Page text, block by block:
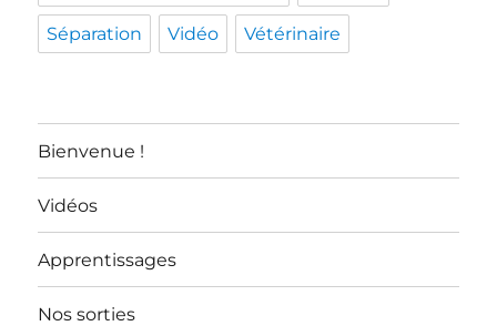
Séparation Vidéo Vétérinaire
Bienvenue !
Vidéos
Apprentissages
Nos sorties